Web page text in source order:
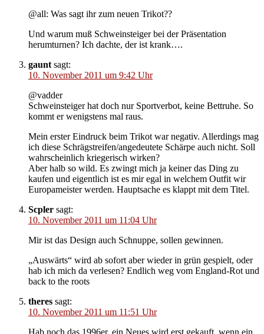
@all: Was sagt ihr zum neuen Trikot??
Und warum muß Schweinsteiger bei der Präsentation
herumturnen? Ich dachte, der ist krank….
gaunt sagt:
10. November 2011 um 9:42 Uhr
@vadder
Schweinsteiger hat doch nur Sportverbot, keine Bettruhe. So
kommt er wenigstens mal raus.
Mein erster Eindruck beim Trikot war negativ. Allerdings mag
ich diese Schrägstreifen/angedeutete Schärpe auch nicht. Soll
wahrscheinlich kriegerisch wirken?
Aber halb so wild. Es zwingt mich ja keiner das Ding zu
kaufen und eigentlich ist es mir egal in welchem Outfit wir
Europameister werden. Hauptsache es klappt mit dem Titel.
Scpler sagt:
10. November 2011 um 11:04 Uhr
Mir ist das Design auch Schnuppe, sollen gewinnen.
„Auswärts“ wird ab sofort aber wieder in grün gespielt, oder
hab ich mich da verlesen? Endlich weg vom England-Rot und
back to the roots
theres sagt:
10. November 2011 um 11:51 Uhr
Hab noch das 1996er, ein Neues wird erst gekauft, wenn ein